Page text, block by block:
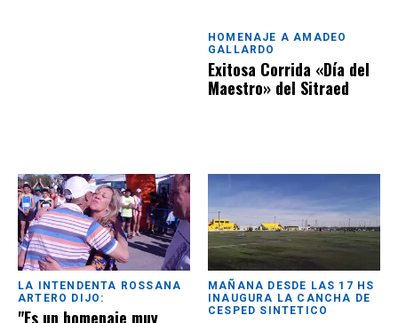
HOMENAJE A AMADEO
GALLARDO
Exitosa Corrida «Día del
Maestro» del Sitraed
LA INTENDENTA ROSSANA
ARTERO DIJO:
"Es un homenaje muy
MAÑANA DESDE LAS 17 HS
INAUGURA LA CANCHA DE
CESPED SINTETICO